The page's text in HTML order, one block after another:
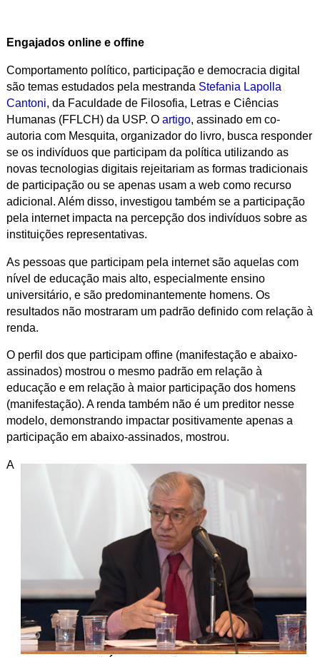
Engajados online e offine
Comportamento político, participação e democracia digital
são temas estudados pela mestranda Stefania Lapolla
Cantoni, da Faculdade de Filosofia, Letras e Ciências
Humanas (FFLCH) da USP. O artigo, assinado em co-
autoria com Mesquita, organizador do livro, busca responder
se os indivíduos que participam da política utilizando as
novas tecnologias digitais rejeitariam as formas tradicionais
de participação ou se apenas usam a web como recurso
adicional. Além disso, investigou também se a participação
pela internet impacta na percepção dos indivíduos sobre as
instituições representativas.
As pessoas que participam pela internet são aquelas com
nível de educação mais alto, especialmente ensino
universitário, e são predominantemente homens. Os
resultados não mostraram um padrão definido com relação à
renda.
O perfil dos que participam offine (manifestação e abaixo-
assinados) mostrou o mesmo padrão em relação à
educação e em relação à maior participação dos homens
(manifestação). A renda também não é um preditor nesse
modelo, demonstrando impactar positivamente apenas a
participação em abaixo-assinados, mostrou.
A